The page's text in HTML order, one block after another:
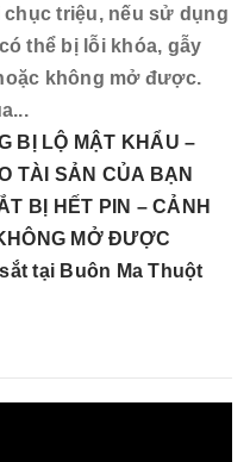
chục triệu, nếu sử dụng
thể bị lỗi khóa, gẫy
không mở được.
BỊ LỘ MẬT KHẨU –
TÀI SẢN CỦA BẠN
BỊ HẾT PIN – CẢNH
MỞ ĐƯỢC
tại Buôn Ma Thuột